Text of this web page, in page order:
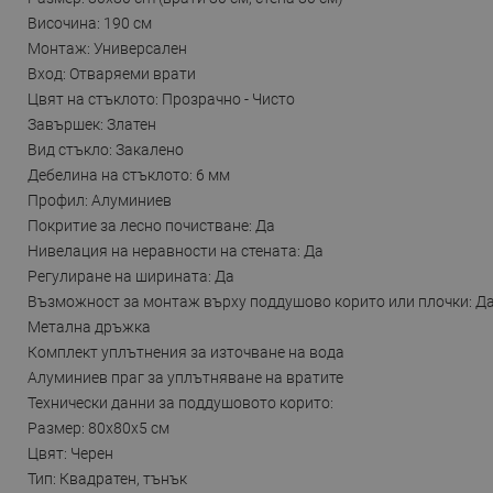
Височина: 190 см
Монтаж: Универсален
Вход: Отваряеми врати
Цвят на стъклото: Прозрачно - Чисто
Завършек: Златен
Вид стъкло: Закалено
Дебелина на стъклото: 6 мм
Профил: Алуминиев
Покритие за лесно почистване: Да
Нивелация на неравности на стената: Да
Регулиране на ширината: Да
Възможност за монтаж върху поддушово корито или плочки:
Метална дръжка
Комплект уплътнения за източване на вода
Алуминиев праг за уплътняване на вратите
Технически данни за поддушовото корито:
Размер: 80x80x5 см
Цвят: Черен
Тип: Квадратен, тънък